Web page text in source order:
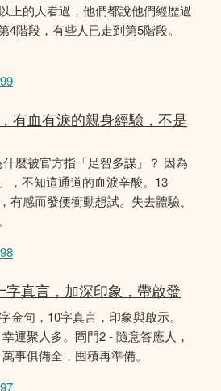
上的人看過，他們都說他們經歴過
4階段，有些人已走到第5階段。
有血有淚的親身經驗，不是
麼被官方指「足智多謀」？ 因為
，不知這通道的血淚辛酸。13-
有感而發便衝動想試。失去體驗、
字真言，加深印象，帶啟發
金句，10字真言，印象與啟示。
運聚人多。閘門2 - 隨意答應人，
事俱備全，囤積再準備。